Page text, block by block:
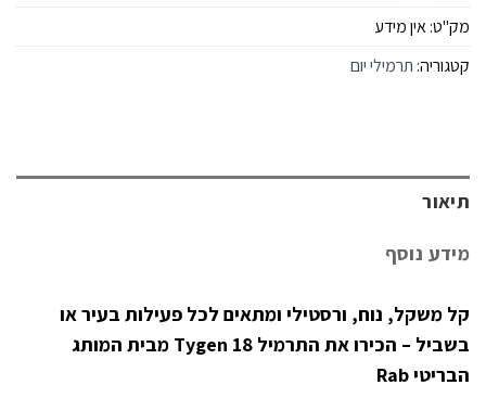
מק"ט:אין מידע
קטגוריה: תרמילי יום
תיאור
מידע נוסף
קל משקל, נוח, ורסטילי ומתאים לכל פעילות בעיר או
בשביל –
הכירו את התרמיל Tygen 18 מבית המותג
הבריטי Rab